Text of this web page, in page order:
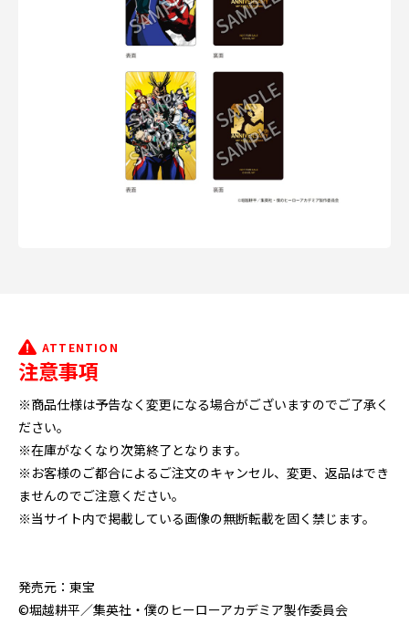
ATTENTION
注意事項
※商品仕様は予告なく変更になる場合がございますのでご了承く
ださい。
※在庫がなくなり次第終了となります。
※お客様のご都合によるご注文のキャンセル、変更、返品はでき
ませんのでご注意ください。
※当サイト内で掲載している画像の無断転載を固く禁じます。
発売元：東宝
©堀越耕平／集英社・僕のヒーローアカデミア製作委員会